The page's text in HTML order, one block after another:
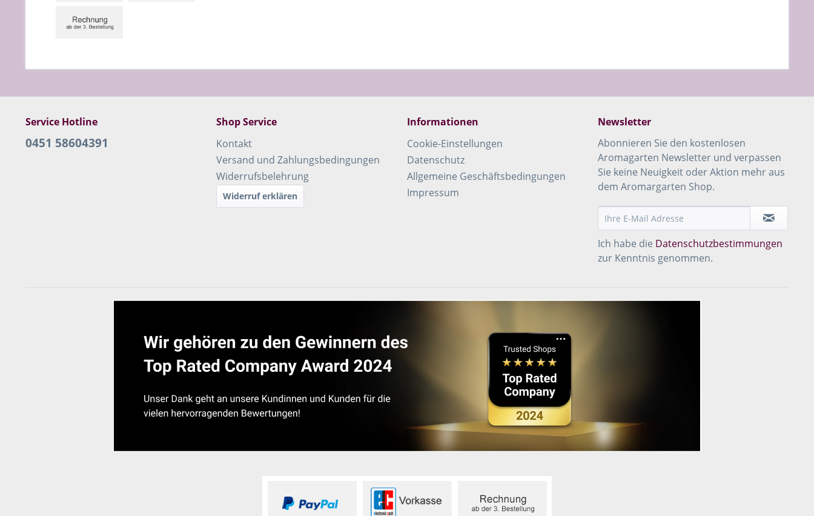
Service Hotline
0451 58604391
Shop Service
Kontakt
Versand und Zahlungsbedingungen
Widerrufsbelehrung
Widerruf erklären
Informationen
Cookie-Einstellungen
Datenschutz
Allgemeine Geschäftsbedingungen
Impressum
Newsletter
Abonnieren Sie den kostenlosen
Aromagarten Newsletter und verpassen
Sie keine Neuigkeit oder Aktion mehr aus
dem Aromargarten Shop.
Ich habe die Datenschutzbestimmungen
zur Kenntnis genommen.